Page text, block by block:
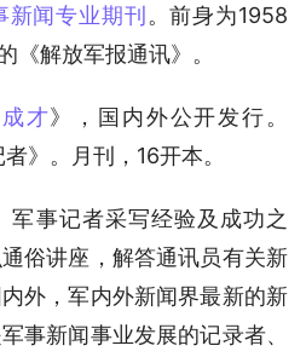
新闻专业期刊 。前身为1958
《解放军报通讯》。
才》，国内外公开发行。
》。月刊，16开本。
军事记者采写经验及成功之
俗讲座，解答通讯员有关新
外，军内外新闻界最新的新
事新闻事业发展的记录者、